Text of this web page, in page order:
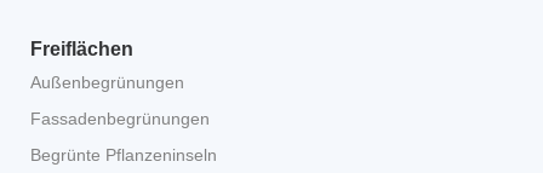
Freiflächen
Außenbegrünungen
Fassadenbegrünungen
Begrünte Pflanzeninseln